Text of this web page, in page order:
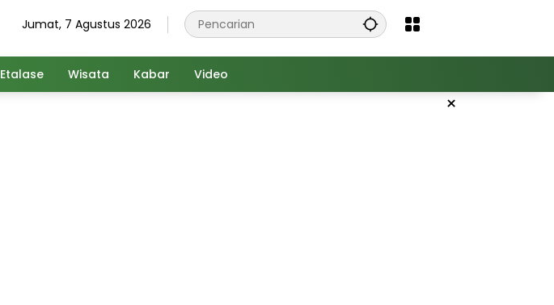
Jumat, 7 Agustus 2026
Etalase Wisata Kabar Video
×